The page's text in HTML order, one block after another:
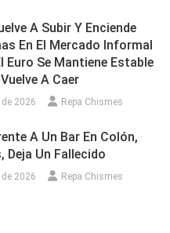
A Subir Y Enciende
En El Mercado Informal
Euro Se Mantiene Estable
A Caer
2026 Repa Chismes
A Un Bar En Colón,
Deja Un Fallecido
2026 Repa Chismes